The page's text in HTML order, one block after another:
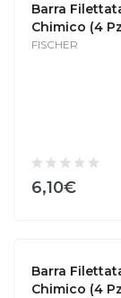
Barra
Chimico (4
FISCHER
6,10€
Barra
Chimico (4